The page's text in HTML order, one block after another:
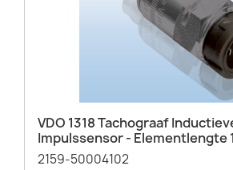
VDO 1318 Tachograaf
Impulssensor - Elementlengte
2159-50004102